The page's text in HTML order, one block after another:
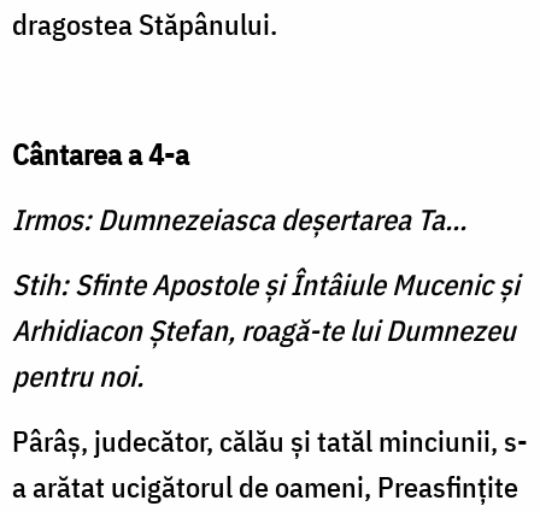
dragostea Stăpânului.
Cântarea a 4-a
Irmos: Dumnezeiasca deşertarea Ta...
Stih: Sfinte Apostole şi Întâiule Mucenic şi
Arhidiacon Ştefan, roagă-te lui Dumnezeu
pentru noi.
Pârâş, judecător, călău şi tatăl minciunii, s-
a arătat ucigătorul de oameni, Preasfinţite